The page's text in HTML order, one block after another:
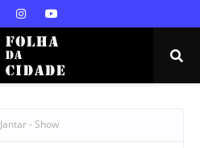
Jantar - Show